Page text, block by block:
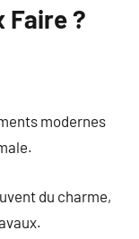
Faire ?
modernes
du charme,